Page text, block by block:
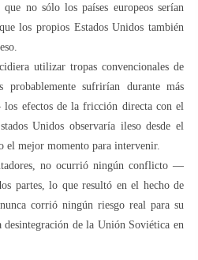
no sólo los países europeos serían
los propios Estados Unidos también
utilizar tropas convencionales de
probablemente sufrirían durante más
efectos de la fricción directa con el
Unidos observaría ileso desde el
el mejor momento para intervenir.
no ocurrió ningún conflicto —
partes, lo que resultó en el hecho de
corrió ningún riesgo real para su
desintegración de la Unión Soviética en